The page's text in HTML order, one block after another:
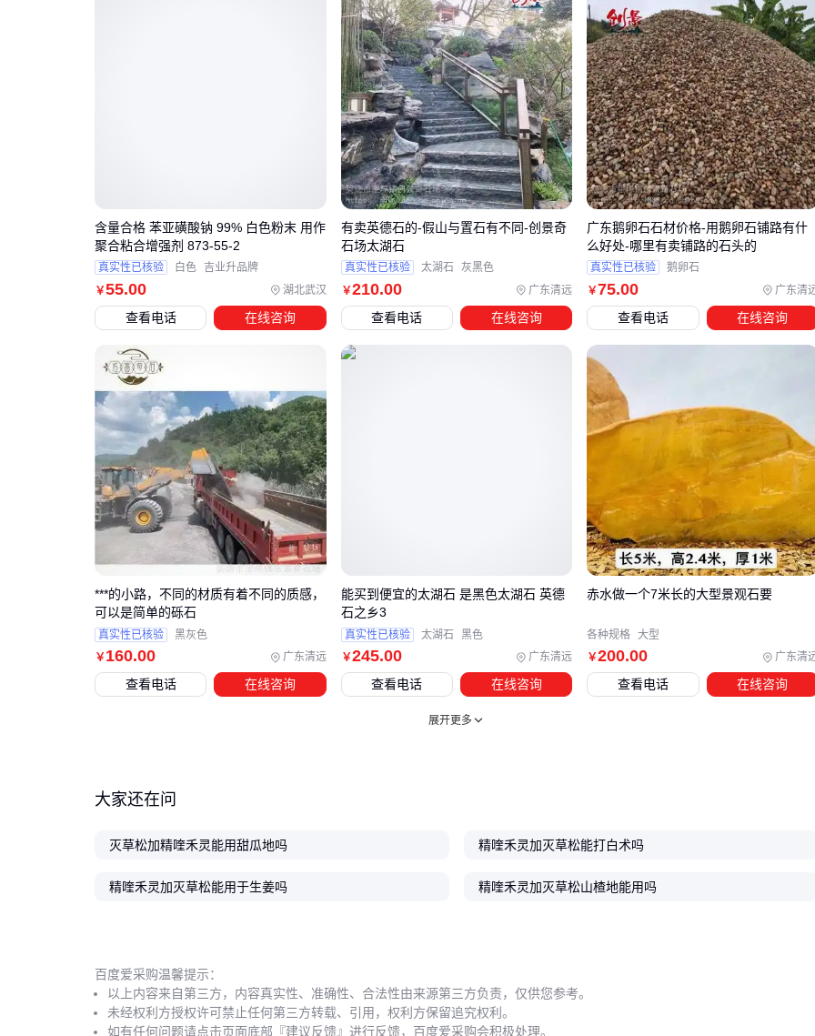
配备洗眼器在作业现场应急使用
专业防护装备能降低长期接触的风险：
安全提示：每次施药后立即清洗防护装备⚠️
五、雨后喷洒还是晴天作业？这些细节决定效果
灭草松加精喹禾灵的药效受环境因素影响显著：
最佳施药时间：清晨露水干后至上午10点前，避免强光照时
段
降雨间隔：施药后6小时内下雨需重喷，但暴雨前不宜作业
：使用喷雾器 确保雾滴均匀覆盖，
农用无人机
需注意飞行高度
正确的施药器械能提升沉积率：
经验法则：观察杂草叶片药液附着情况，调整喷雾压力和行走
灭草松加精喹禾灵的组合优势在于精准除草，但需要匹配作物
丙草胺 的芽前封闭到麦草
的阔叶加强，合理搭配才能既保作物又控杂草。
￥55.00 湖北武汉
含量合格 苯亚磺酸钠 99% 白色粉末 用作
聚合粘合增强剂 873-55-2
真实性已核验 白色 吉业升品牌
查看电话 在线咨询
￥210.00 广东清远
有卖英德石的-假山与置石有不同-创景奇
石场太湖石
真实性已核验 太湖石 灰黑色
查看电话 在线咨询
￥75.00 广东清
广东鹅卵石石材价格-用鹅卵石铺路有什
么好处-哪里有卖铺路的石头的
真实性已核验 鹅卵石
查看电话 在线咨询
￥ 160.00 广东清远
***的小路，不同的材质有着不同的质感，
可以是简单的砾石
真实性已核验 黑灰色
查看电话 在线咨询
￥245.00 广东清远
能买到便宜的太湖石 是黑色太湖石 英德
石之乡3
真实性已核验 太湖石 黑色
查看电话 在线咨询
￥200.00 广东清
赤水做一个7米长的大型景观石要
各种规格 大型
查看电话 在线咨询
展开更多
大家还在问
灭草松加精喹禾灵能用甜瓜地吗 精喹禾灵加灭草松能打白术吗
精喹禾灵加灭草松能用于生姜吗 精喹禾灵加灭草松山楂地能用吗
百度爱采购温馨提示：
以上内容来自第三方，内容真实性、准确性、合法性由来源第三方负责，仅供您参考。
未经权利方授权许可禁止任何第三方转载、引用，权利方保留追究权利。
如有任何问题请点击页面底部『建议反馈』进行反馈，百度爱采购会积极处理。